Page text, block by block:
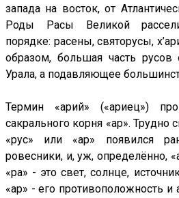
запада на восток, от
Роды Расы Великой
порядке: расены, святорусы,
образом, большая часть русов
Урала, а подавляющее
Термин «арий» («ариец»)
сакрального корня «ар». Трудно
«рус» или «ар» появился
ровесники, и, уж, определённо,
«ра» - это свет, солнце,
«ар» - его противоположность и